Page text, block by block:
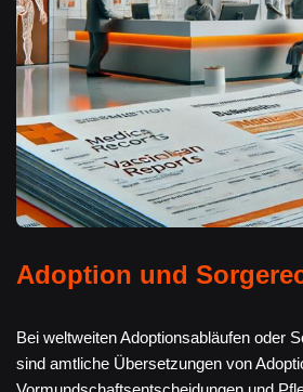
Adoption und
Bei weltweiten Adoptionsabläufen oder
sind amtliche Übersetzungen von